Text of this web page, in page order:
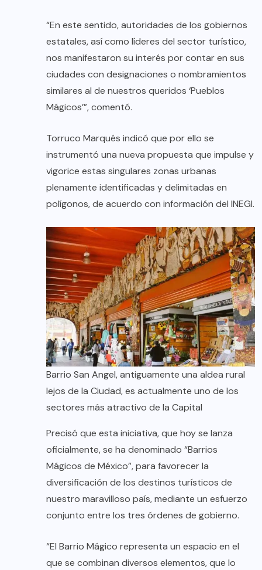
“En este sentido, autoridades de los gobiernos
estatales, así como líderes del sector turístico,
nos manifestaron su interés por contar en sus
ciudades con designaciones o nombramientos
similares al de nuestros queridos ‘Pueblos
Mágicos’”, comentó.
Torruco Marqués indicó que por ello se
instrumentó una nueva propuesta que impulse y
vigorice estas singulares zonas urbanas
plenamente identificadas y delimitadas en
polígonos, de acuerdo con información del INEGI.
Barrio San Angel, antiguamente una aldea rural
lejos de la Ciudad, es actualmente uno de los
sectores más atractivo de la Capital
Precisó que esta iniciativa, que hoy se lanza
oficialmente, se ha denominado “Barrios
Mágicos de México”, para favorecer la
diversificación de los destinos turísticos de
nuestro maravilloso país, mediante un esfuerzo
conjunto entre los tres órdenes de gobierno.
“El Barrio Mágico representa un espacio en el
que se combinan diversos elementos, que lo